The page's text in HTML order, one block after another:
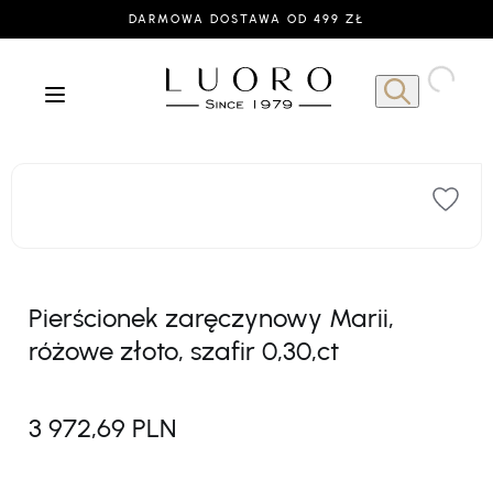
DARMOWA DOSTAWA OD 499 ZŁ
Pierścionek zaręczynowy Marii,
różowe złoto, szafir 0,30,ct
3 972,69 PLN